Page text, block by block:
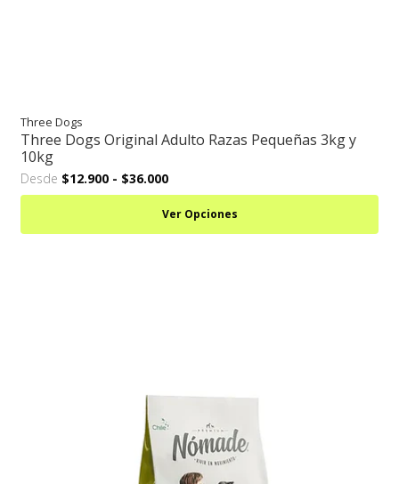
Three Dogs
Three Dogs Original Adulto Razas Pequeñas 3kg y
10kg
Desde $12.900 - $36.000
Ver Opciones